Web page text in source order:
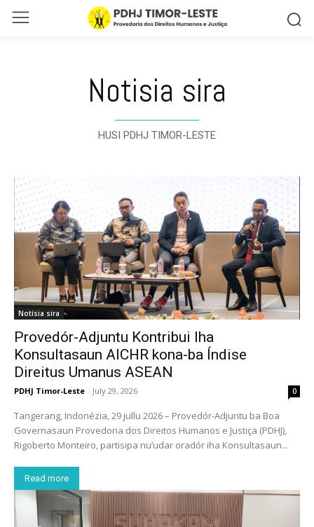
Notisia sira
HUSI PDHJ TIMOR-LESTE
Notísia sira
Provedór-Adjuntu Kontribui Iha
Konsultasaun AICHR kona-ba Índise
Direitus Umanus ASEAN
PDHJ Timor-Leste - July 29, 2026 0
Tangerang, Indonézia, 29 jullu 2026 – Provedór-Adjuntu ba Boa
Governasaun Provedoria dos Direitos Humanos e Justiça (PDHJ),
Rigoberto Monteiro, partisipa nu’udar oradór iha Konsultasaun...
Read more